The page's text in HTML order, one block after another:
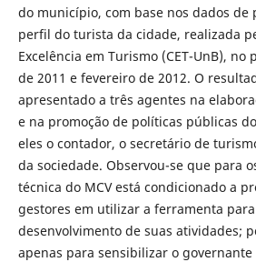
do município, com base nos dados de
perfil do turista da cidade, realizada
Excelência em Turismo (CET-UnB),
de 2011 e fevereiro de 2012. O
apresentado a três agentes na
e na promoção de políticas públicas
eles o contador, o secretário de
da sociedade. Observou-se que para
técnica do MCV está condicionado a
gestores em utilizar a ferramenta
desenvolvimento de suas atividades;
apenas para sensibilizar o